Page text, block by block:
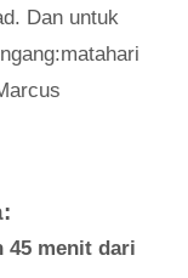
Dan untuk
45 menit dari